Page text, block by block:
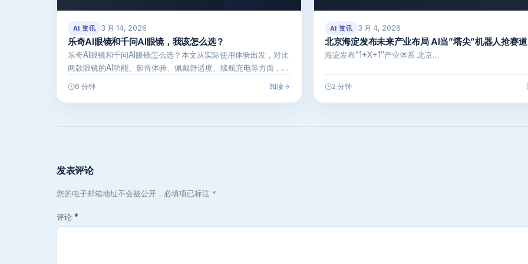
AI 资讯 3 月 14, 2026
乐奇AI眼镜和千问AI眼镜，我该怎么选？
乐奇AI眼镜和千问AI眼镜怎么选？本文从实际使用体验出发，对比
两款眼镜的AI功能、影音体验、佩戴舒适度、续航充电等方面，用
口语化的…
6 分钟 阅读
AI 资讯 3 月 4, 2026
北京海淀发布未来产业布局 AI当”塔尖”机器人抢赛道
海淀发布”1+X+1″产业体系 北京…
2 分钟
发表评论
您的电子邮箱地址不会被公开，必填项已标注 *
评论 *